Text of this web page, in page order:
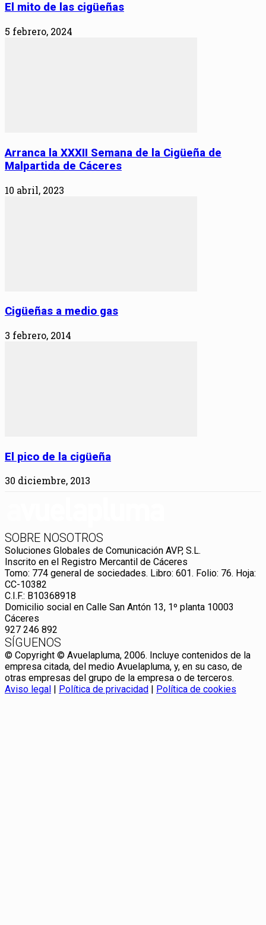
El mito de las cigüeñas
5 febrero, 2024
Arranca la XXXII Semana de la Cigüeña de
Malpartida de Cáceres
10 abril, 2023
Cigüeñas a medio gas
3 febrero, 2014
El pico de la cigüeña
30 diciembre, 2013
SOBRE NOSOTROS
Soluciones Globales de Comunicación AVP, S.L.
Inscrito en el Registro Mercantil de Cáceres
Tomo: 774 general de sociedades. Libro: 601. Folio: 76. Hoja:
CC-10382
C.I.F.: B10368918
Domicilio social en Calle San Antón 13, 1º planta 10003
Cáceres
927 246 892
SÍGUENOS
© Copyright © Avuelapluma, 2006. Incluye contenidos de la
empresa citada, del medio Avuelapluma, y, en su caso, de
otras empresas del grupo de la empresa o de terceros.
Aviso legal
Política de privacidad Política de cookies